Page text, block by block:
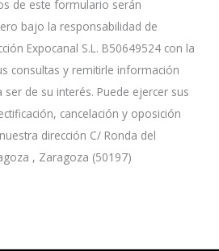
de este formulario serán
bajo la responsabilidad de
Expocanal S.L. B50649524 con la
consultas y remitirle información
de su interés. Puede ejercer sus
cancelación y oposición
dirección C/ Ronda del
, Zaragoza (50197)